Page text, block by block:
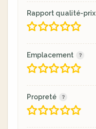
Rapport qualité-prix
Emplacement
Propreté